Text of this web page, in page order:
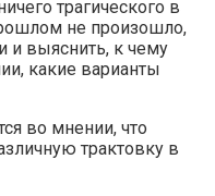
трагического в
не произошло,
и выяснить, к чему
какие варианты
во мнении, что
трактовку в